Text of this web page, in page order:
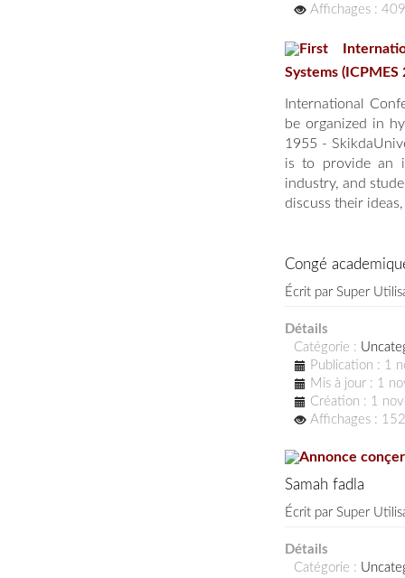
Affichages :
First
Systems (ICPMES
International
be organized in
1955 -
is to provide an
industry, and
discuss their
Congé
Écrit par Super
Détails
Catégorie :
Publication : 1
Mis à jour : 1
Création : 1
Affichages :
Annonce
Samah fadla
Écrit par Super
Détails
Catégorie :